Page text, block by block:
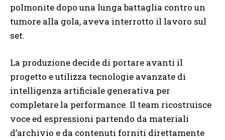
polmonite dopo una lunga battaglia contro un
tumore alla gola, aveva interrotto il lavoro sul
set.
La produzione decide di portare avanti il
progetto e utilizza tecnologie avanzate di
intelligenza artificiale generativa per
completare la performance. Il team ricostruisce
voce ed espressioni partendo da materiali
d’archivio e da contenuti forniti direttamente